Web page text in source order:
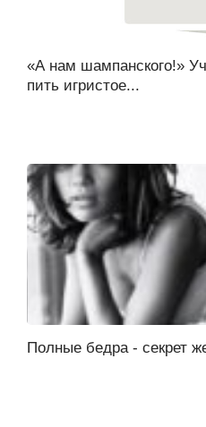
«А нам шампанского!»
пить игристое...
Полные бедра - секрет